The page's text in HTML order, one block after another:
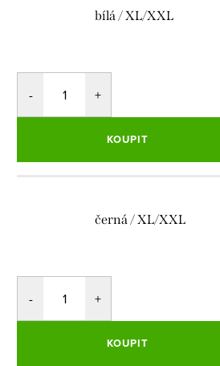
bílá / XL/XXL
KOUPIT
černá / XL/XXL
KOUPIT